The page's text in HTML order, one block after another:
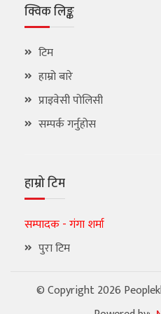
क्विक लिङ्क
टिम
हाम्रो बारे
प्राइवेसी पोलिसी
सम्पर्क गर्नुहोस
हाम्रो टिम
सम्पादक - गंगा शर्मा
पुरा टिम
© Copyright 2026